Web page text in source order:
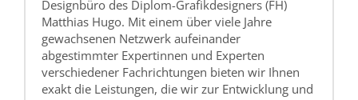
Designbüro des Diplom-Grafikdesigners (FH)
Matthias Hugo. Mit einem über viele Jahre
gewachsenen Netzwerk aufeinander
abgestimmter Expertinnen und Experten
verschiedener Fachrichtungen bieten wir Ihnen
exakt die Leistungen, die wir zur Entwicklung und